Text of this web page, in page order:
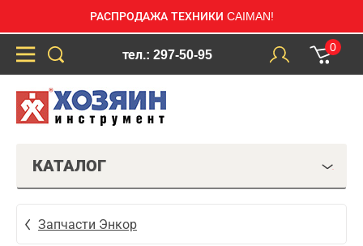
РАСПРОДАЖА ТЕХНИКИ CAIMAN!
тел.: 297-50-95
0
КАТАЛОГ
Запчасти Энкор